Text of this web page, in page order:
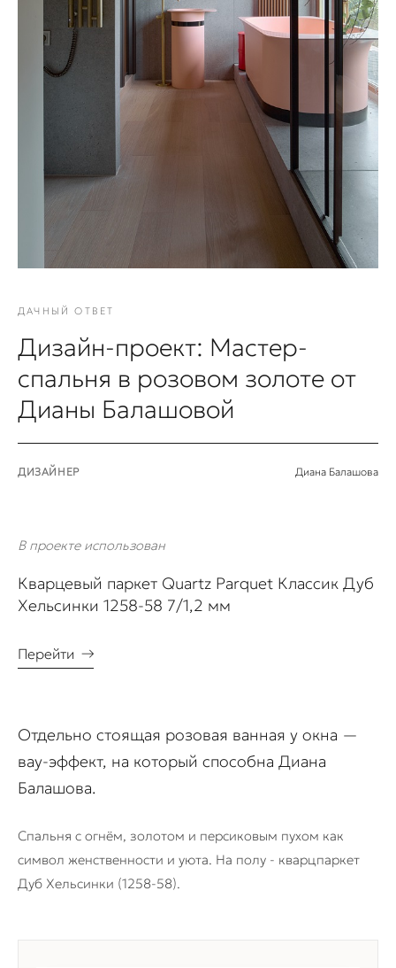
ДАЧНЫЙ ОТВЕТ
Дизайн-проект: Мастер-
спальня в розовом золоте от
Дианы Балашовой
ДИЗАЙНЕР Диана Балашова
В проекте использован
Кварцевый паркет Quartz Parquet Классик Дуб
Хельсинки 1258-58 7/1,2 мм
Перейти →
Отдельно стоящая розовая ванная у окна —
вау-эффект, на который способна Диана
Балашова.
Спальня с огнём, золотом и персиковым пухом как
символ женственности и уюта. На полу - кварцпаркет
Дуб Хельсинки (1258-58).